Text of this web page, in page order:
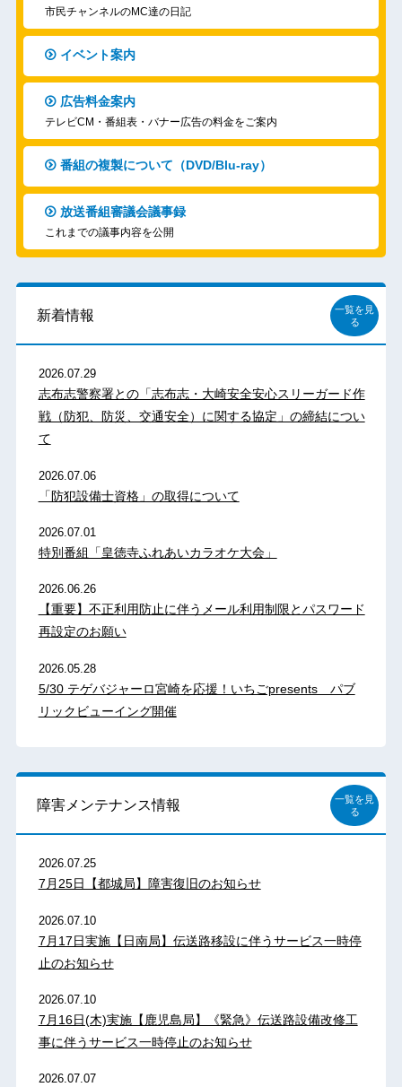
市民チャンネルのMC達の日記
イベント案内
広告料金案内
テレビCM・番組表・バナー広告の料金をご案内
番組の複製について（DVD/Blu-ray）
放送番組審議会議事録
これまでの議事内容を公開
新着情報
一覧を見
る
2026.07.29
志布志警察署との「志布志・大崎安全安心スリーガード作
戦（防犯、防災、交通安全）に関する協定」の締結につい
て
2026.07.06
「防犯設備士資格」の取得について
2026.07.01
特別番組「皇徳寺ふれあいカラオケ大会」
2026.06.26
【重要】不正利用防止に伴うメール利用制限とパスワード
再設定のお願い
2026.05.28
5/30 テゲバジャーロ宮崎を応援！いちごpresents パブ
リックビューイング開催
障害メンテナンス情報
一覧を見
る
2026.07.25
7月25日【都城局】障害復旧のお知らせ
2026.07.10
7月17日実施【日南局】伝送路移設に伴うサービス一時停
止のお知らせ
2026.07.10
7月16日(木)実施【鹿児島局】《緊急》伝送路設備改修工
事に伴うサービス一時停止のお知らせ
2026.07.07